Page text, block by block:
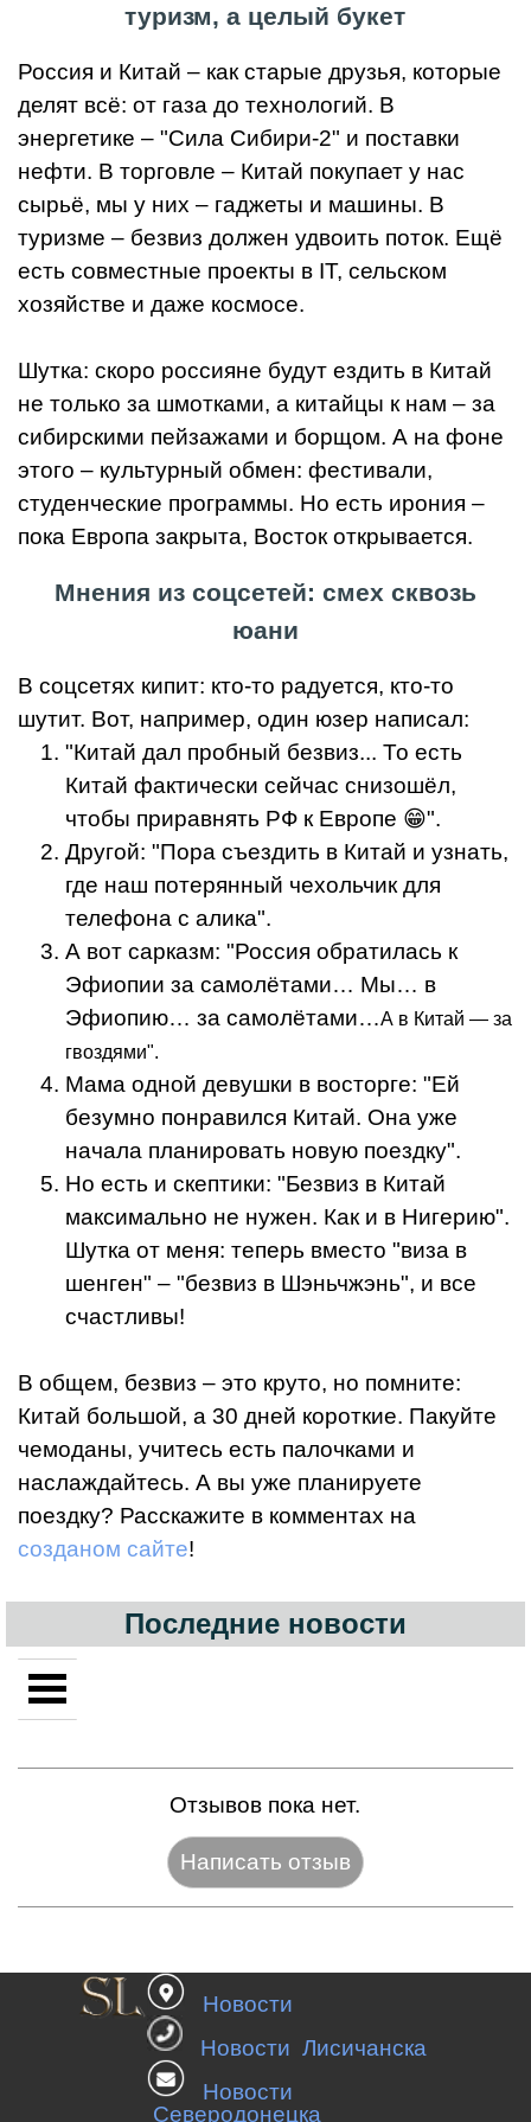
туризм, а целый букет
Россия и Китай – как старые друзья, которые
делят всё: от газа до технологий. В
энергетике – "Сила Сибири-2" и поставки
нефти. В торговле – Китай покупает у нас
сырьё, мы у них – гаджеты и машины. В
туризме – безвиз должен удвоить поток. Ещё
есть совместные проекты в IT, сельском
хозяйстве и даже космосе.
Шутка: скоро россияне будут ездить в Китай
не только за шмотками, а китайцы к нам – за
сибирскими пейзажами и борщом. А на фоне
этого – культурный обмен: фестивали,
студенческие программы. Но есть ирония –
пока Европа закрыта, Восток открывается.
Мнения из соцсетей: смех сквозь
юани
В соцсетях кипит: кто-то радуется, кто-то
шутит. Вот, например, один юзер написал:
"Китай дал пробный безвиз... То есть
Китай фактически сейчас снизошёл,
чтобы приравнять РФ к Европе 😁".
Другой: "Пора съездить в Китай и узнать,
где наш потерянный чехольчик для
телефона с алика".
А вот сарказм: "Россия обратилась к
Эфиопии за самолётами… Мы… в
Эфиопию… за самолётами…А в Китай — за
гвоздями".
Мама одной девушки в восторге: "Ей
безумно понравился Китай. Она уже
начала планировать новую поездку".
Но есть и скептики: "Безвиз в Китай
максимально не нужен. Как и в Нигерию".
Шутка от меня: теперь вместо "виза в
шенген" – "безвиз в Шэньчжэнь", и все
счастливы!
В общем, безвиз – это круто, но помните:
Китай большой, а 30 дней короткие. Пакуйте
чемоданы, учитесь есть палочками и
наслаждайтесь. А вы уже планируете
поездку? Расскажите в комментах на
созданом сайте!
Последние новости
Отзывов пока нет.
Новости
Новости Лисичанска
Новости
Северодонецка